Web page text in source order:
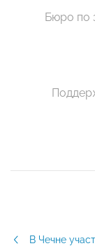
Бюро по
В Чечне